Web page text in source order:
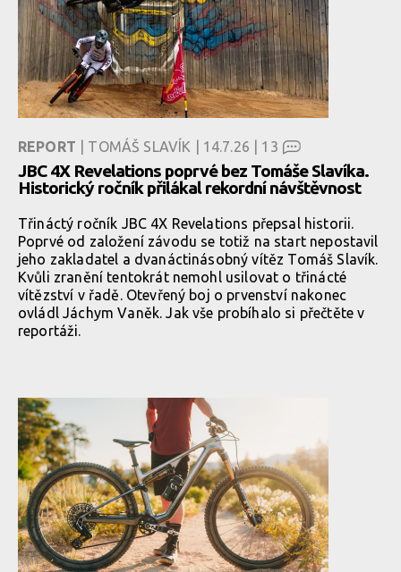
REPORT | TOMÁŠ SLAVÍK | 14.7.26 | 13
JBC 4X Revelations poprvé bez Tomáše Slavíka.
Historický ročník přilákal rekordní návštěvnost
Třináctý ročník JBC 4X Revelations přepsal historii.
Poprvé od založení závodu se totiž na start nepostavil
jeho zakladatel a dvanáctinásobný vítěz Tomáš Slavík.
Kvůli zranění tentokrát nemohl usilovat o třinácté
vítězství v řadě. Otevřený boj o prvenství nakonec
ovládl Jáchym Vaněk. Jak vše probíhalo si přečtěte v
reportáži.